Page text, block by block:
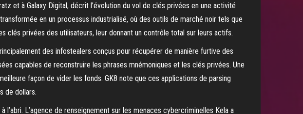
et à Galaxy Digital, décrit l’évolution du vol de clés privées en une activité
en un processus industrialisé, où des outils de marché noir tels que
privées des utilisateurs, leur donnant un contrôle total sur leurs actifs.
des infostealers conçus pour récupérer de manière furtive des
capables de reconstruire les phrases mnémoniques et les clés privées. Une
façon de vider les fonds. GK8 note que ces applications de parsing
de dollars.
L’agence de renseignement sur les menaces cybercriminelles Kela a